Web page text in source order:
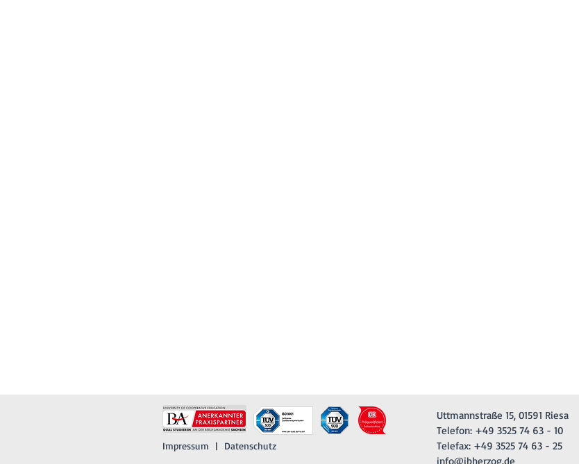
Impressum | Datenschutz
Uttmannstraße 15, 01591 Riesa
Telefon: +49 3525 74 63 - 10
Telefax: +49 3525 74 63 - 25
info@ibherzog.de